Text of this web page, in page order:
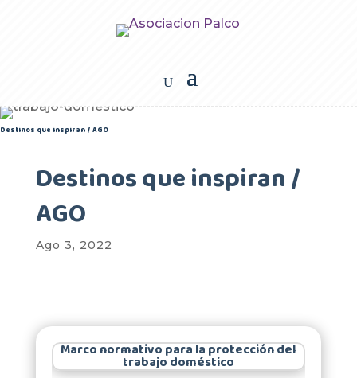
Destinos que inspiran / AGO
Destinos que inspiran /
AGO
Ago 3, 2022
Marco normativo para la protección del
trabajo doméstico